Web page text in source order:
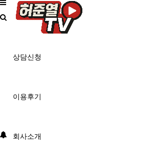
상담신청
이용후기
회사소개